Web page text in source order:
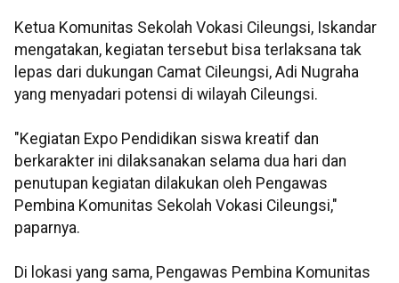
Ketua Komunitas Sekolah Vokasi Cileungsi, Iskandar
mengatakan, kegiatan tersebut bisa terlaksana tak
lepas dari dukungan Camat Cileungsi, Adi Nugraha
yang menyadari potensi di wilayah Cileungsi.
"Kegiatan Expo Pendidikan siswa kreatif dan
berkarakter ini dilaksanakan selama dua hari dan
penutupan kegiatan dilakukan oleh Pengawas
Pembina Komunitas Sekolah Vokasi Cileungsi,"
paparnya.
Di lokasi yang sama, Pengawas Pembina Komunitas